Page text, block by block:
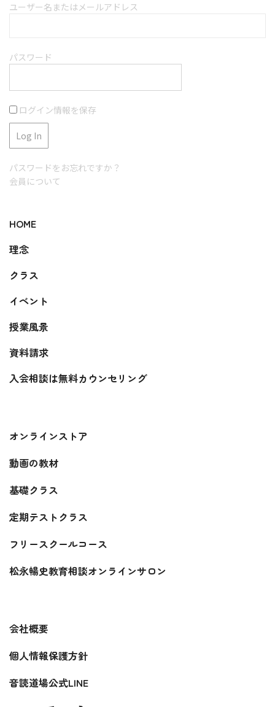
ユーザー名またはメールアドレス
パスワード
ログイン情報を保存
パスワードをお忘れですか？
会員について
HOME
理念
クラス
イベント
授業風景
資料請求
入会相談は無料カウンセリング
オンラインストア
動画の教材
基礎クラス
定期テストクラス
フリースクールコース
松永暢史教育相談オンラインサロン
会社概要
個人情報保護方針
音読道場公式LINE